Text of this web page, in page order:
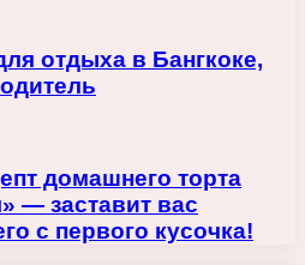
отдыха в Бангкоке,
домашнего торта
— заставит вас
с первого кусочка!